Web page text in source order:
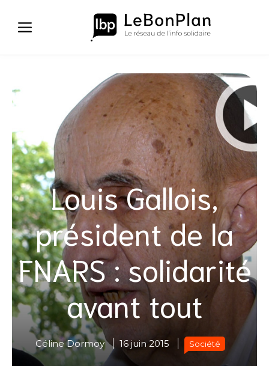
contenu
Louis Gallois,
président de la
FNARS : solidarité
avant tout
Céline Dormoy 16 juin 2015 Société